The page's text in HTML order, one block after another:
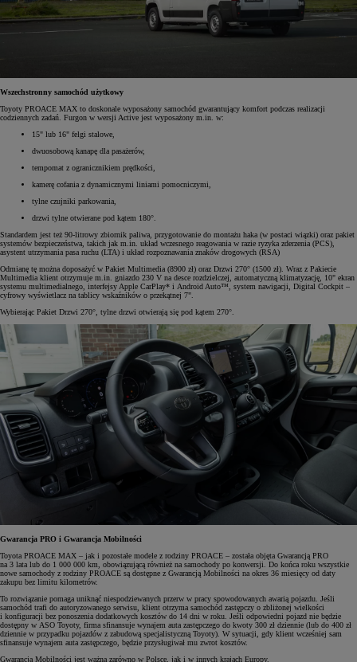
Wszechstronny samochód użytkowy
Toyoty PROACE MAX to doskonale wyposażony samochód gwarantujący komfort podczas realizacji
codziennych zadań. Furgon w wersji Active jest wyposażony m.in. w:
15" lub 16" felgi stalowe,
dwuosobową kanapę dla pasażerów,
tempomat z ogranicznikiem prędkości,
kamerę cofania z dynamicznymi liniami pomocniczymi,
tylne czujniki parkowania,
drzwi tylne otwierane pod kątem 180°.
Standardem jest też 90-litrowy zbiornik paliwa, przygotowanie do montażu haka (w postaci wiązki) oraz pakiet
systemów bezpieczeństwa, takich jak m.in. układ wczesnego reagowania w razie ryzyka zderzenia (PCS),
asystent utrzymania pasa ruchu (LTA) i układ rozpoznawania znaków drogowych (RSA)
Odmianę tę można doposażyć w Pakiet Multimedia (8900 zł) oraz Drzwi 270° (1500 zł). Wraz z Pakiecie
Multimedia klient otrzymuje m.in. gniazdo 230 V na desce rozdzielczej, automatyczną klimatyzację, 10" ekran
systemu multimedialnego, interfejsy Apple CarPlay* i Android Auto™, system nawigacji, Digital Cockpit –
cyfrowy wyświetlacz na tablicy wskaźników o przekątnej 7".
Wybierając Pakiet Drzwi 270°, tylne drzwi otwierają się pod kątem 270°.
Gwarancja PRO i Gwarancja Mobilności
Toyota PROACE MAX – jak i pozostałe modele z rodziny PROACE – została objęta Gwarancją PRO
na 3 lata lub do 1 000 000 km, obowiązującą również na samochody po konwersji. Do końca roku wszystkie
nowe samochody z rodziny PROACE są dostępne z Gwarancją Mobilności na okres 36 miesięcy od daty
zakupu bez limitu kilometrów.
To rozwiązanie pomaga uniknąć niespodziewanych przerw w pracy spowodowanych awarią pojazdu. Jeśli
samochód trafi do autoryzowanego serwisu, klient otrzyma samochód zastępczy o zbliżonej wielkości
i konfiguracji bez ponoszenia dodatkowych kosztów do 14 dni w roku. Jeśli odpowiedni pojazd nie będzie
dostępny w ASO Toyoty, firma sfinansuje wynajem auta zastępczego do kwoty 300 zł dziennie (lub do 400 zł
dziennie w przypadku pojazdów z zabudową specjalistyczną Toyoty). W sytuacji, gdy klient wcześniej sam
sfinansuje wynajem auta zastępczego, będzie przysługiwał mu zwrot kosztów.
Gwarancja Mobilności jest ważna zarówno w Polsce, jak i w innych krajach Europy.